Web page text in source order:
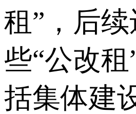
租”，后
些“公改租
括集体建